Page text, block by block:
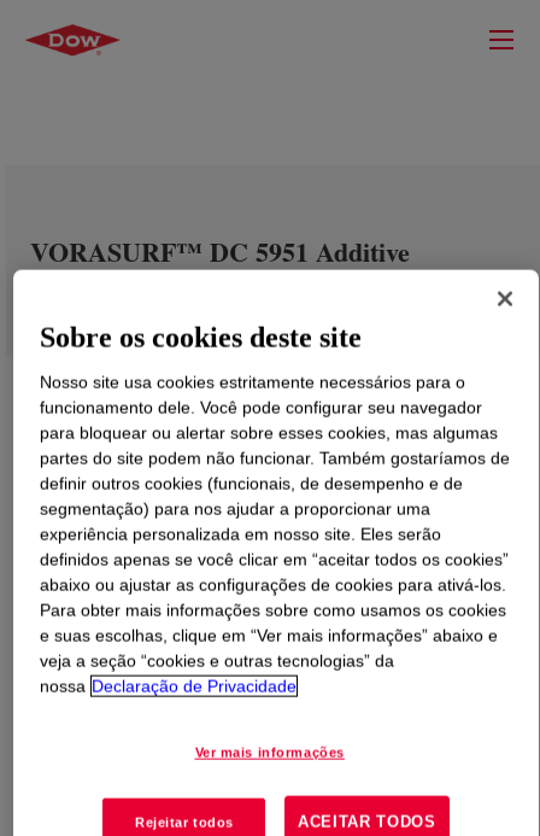
VORASURF™ DC 5951 Additive
O que éVORASURF™ DC 5951 Additive?
Novo surfactante de silicone para sistemas de
poliuretano flexível de alto óxido de etileno, poliol rico
expansão alternativo. Bem adequado para espumas de
Sobre os cookies deste site
Nosso site usa cookies estritamente necessários para o
funcionamento dele. Você pode configurar seu navegador
para bloquear ou alertar sobre esses cookies, mas algumas
partes do site podem não funcionar. Também gostaríamos de
definir outros cookies (funcionais, de desempenho e de
segmentação) para nos ajudar a proporcionar uma
experiência personalizada em nosso site. Eles serão
definidos apenas se você clicar em “aceitar todos os cookies”
abaixo ou ajustar as configurações de cookies para ativá-los.
Para obter mais informações sobre como usamos os cookies
e suas escolhas, clique em “Ver mais informações” abaixo e
veja a seção “cookies e outras tecnologias” da
nossa Declaração de Privacidade
Ver mais informações
Rejeitar todos ACEITAR TODOS